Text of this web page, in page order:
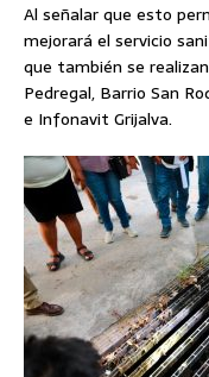
Al señalar que esto
mejorará el servicio
que también se
Pedregal, Barrio San
e Infonavit Grijalva.